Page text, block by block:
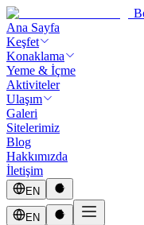
Ana Sayfa
Keşfet
Konaklama
Yeme & İçme
Aktiviteler
Ulaşım
Galeri
Sitelerimiz
Blog
Hakkımızda
İletişim
EN
EN